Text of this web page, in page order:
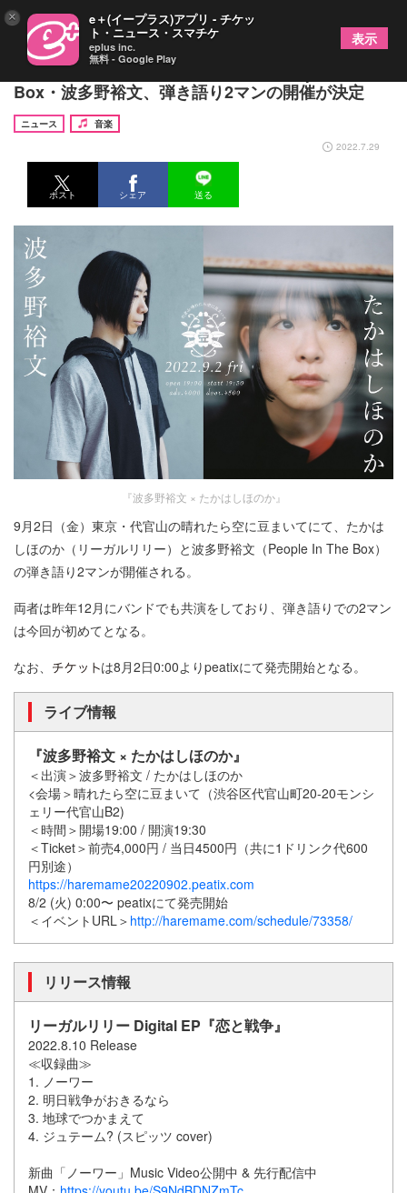
リーガルリリー・たかはしほのか＆People In The
Box・波多野裕文、弾き語り2マンの開催が決定
ニュース
音楽
2022.7.29
ポスト シェア 送る
『波多野裕文 × たかはしほのか』
9月2日（金）東京・代官山の晴れたら空に豆まいてにて、たかは
しほのか（リーガルリリー）と波多野裕文（People In The Box）
の弾き語り2マンが開催される。
両者は昨年12月にバンドでも共演をしており、弾き語りでの2マン
は今回が初めてとなる。
なお、
は8月2日0:00よりpeatixにて発売開始となる。
ライブ情報
『波多野裕文 × たかはしほのか』
＜出演＞波多野裕文 / たかはしほのか
<会場＞晴れたら空に豆まいて（渋谷区代官山町20-20モンシ
ェリー代官山B2)
＜時間＞開場19:00 / 開演19:30
＜Ticket＞前売4,000円 / 当日4500円（共に1ドリンク代600
円別途）
https://haremame20220902.peatix.com
8/2 (火) 0:00〜 peatixにて発売開始
＜イベントURL＞ http://haremame.com/schedule/73358/
リリース情報
リーガルリリー Digital EP『恋と戦争』
2022.8.10 Release
≪収録曲≫
1. ノーワー
2. 明日戦争がおきるなら
3. 地球でつかまえて
4. ジュテーム? (スピッツ cover)
新曲「ノーワー」Music Video公開中 & 先行配信中
× e＋(イープラス)アプリ - チケッ
ト・ニュース・スマチケ
eplus inc.
無料 - Google Play
表示